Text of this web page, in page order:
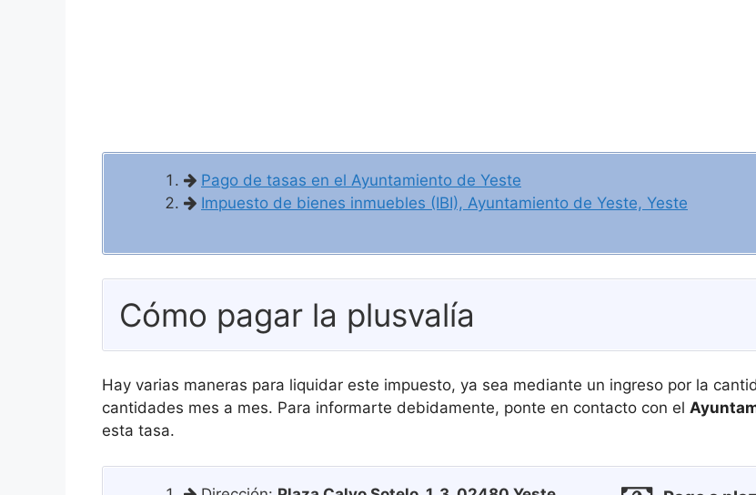
Pago de tasas en el Ayuntamiento de Yeste
Impuesto de bienes inmuebles (IBI), Ayuntamiento de Yeste, Yeste
Cómo pagar la plusvalía
Hay varias maneras para liquidar este impuesto, ya sea mediante un ingreso por la
cantidades mes a mes. Para informarte debidamente, ponte en contacto con el
esta tasa.